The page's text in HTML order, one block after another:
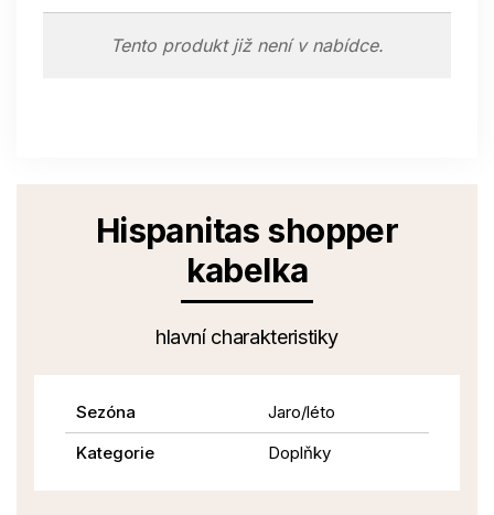
Tento produkt již není v nabídce.
Hispanitas shopper
kabelka
hlavní charakteristiky
Sezóna
Jaro/léto
Kategorie
Doplňky